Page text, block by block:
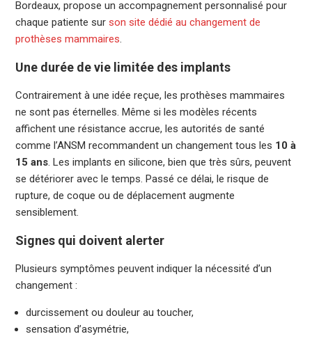
Bordeaux, propose un accompagnement personnalisé pour
chaque patiente sur son site dédié au changement de
prothèses mammaires.
Une durée de vie limitée des implants
Contrairement à une idée reçue, les prothèses mammaires
ne sont pas éternelles. Même si les modèles récents
affichent une résistance accrue, les autorités de santé
comme l’ANSM recommandent un changement tous les 10 à
15 ans. Les implants en silicone, bien que très sûrs, peuvent
se détériorer avec le temps. Passé ce délai, le risque de
rupture, de coque ou de déplacement augmente
sensiblement.
Signes qui doivent alerter
Plusieurs symptômes peuvent indiquer la nécessité d’un
changement :
durcissement ou douleur au toucher,
sensation d’asymétrie,